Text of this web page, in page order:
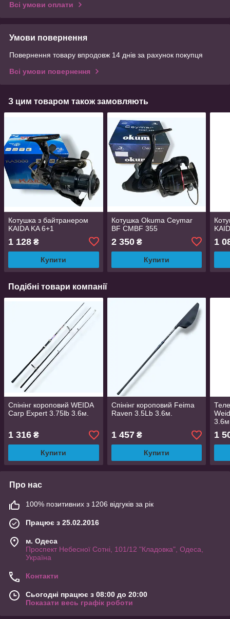
Всі умови оплати
Умови повернення
Повернення товару впродовж 14 днів за рахунок покупця
Всі умови повернення
З цим товаром також замовляють
Котушка з байтранером
KAIDA KA 6+1
1 128 ₴
Купити
Котушка Okuma Ceymar
BF CMBF 355
2 350₴
Купити
1
Подібні товари компанії
Спінінг короповий WEIDA
Carp Expert 3.75lb 3.6м.
1 316 ₴
Купити
Спінінг короповий Feima
Raven 3.5Lb 3.6м.
1 457₴
Купити
1
Про нас
100% позитивних з 1206 відгуків за рік
Працює з 25.02.2016
м. Одеса
Проспект Небесної Сотні, 101/12 "Кладовка", Одеса,
Україна
Контакти
Сьогодні працює з 08:00 до 20:00
Показати весь графік роботи